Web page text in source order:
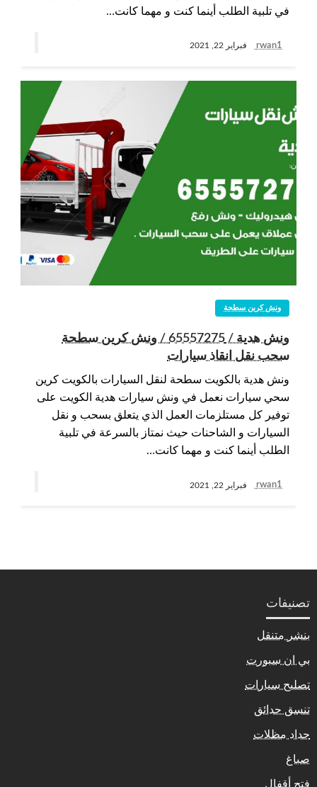
في تلبية الطلب أينما كنت و مهما كانت…
rwan1 فبراير 22, 2021
ونش كرين سطحة
ونش هدية / 65557275 / ونش كرين سطحة
سحب نقل انقاذ سيارات
ونش هدية بالكويت سطحة لنقل السيارات بالكويت كرين
سحي سيارات نعمل في ونش سيارات هدية الكويت على
توفير كل مستلزمات العمل الذي يتعلق بسحب و نقل
السيارات و الشاحنات حيث نمتاز بالسرعة في تلبية
الطلب أينما كنت و مهما كانت…
rwan1 فبراير 22, 2021
تصنيفات
بنشر متنقل
بي ان سبورت
تصليح سيارات
تنسق حدائق
حداد مظلات
صباغ
فتح أقفال